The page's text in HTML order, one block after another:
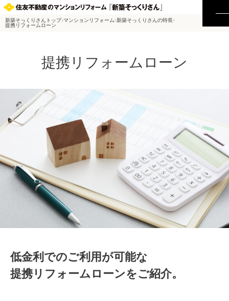
新築そっくりさんトップ マンションリフォーム 新築そっくりさんの特長
提携リフォームローン
提携リフォームローン
低金利でのご利用が可能な
提携リフォームローンをご紹介。